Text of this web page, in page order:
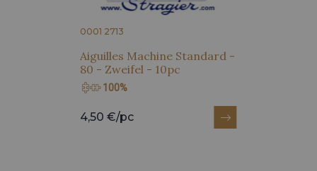
0001 2713
Aiguilles Machine Standard -
80 - Zweifel - 10pc
100%
4,50 €/pc